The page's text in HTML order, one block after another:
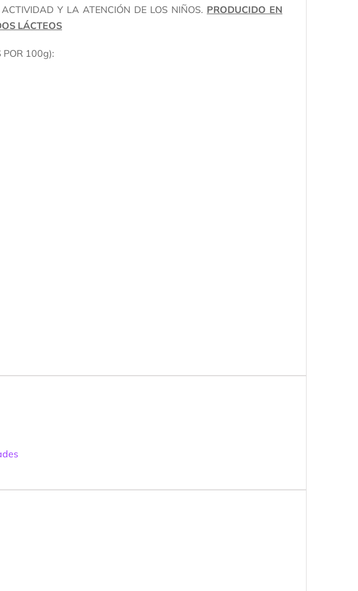
Y LA ATENCIÓN DE LOS NIÑOS. PRODUCIDO EN
LÁCTEOS
POR 100g):